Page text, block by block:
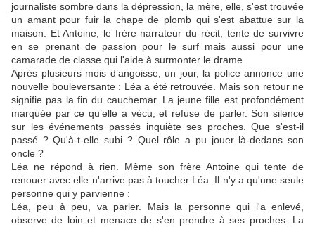
journaliste sombre dans la dépression, la mère, elle, s'est trouvée
un amant pour fuir la chape de plomb qui s'est abattue sur la
maison. Et Antoine, le frère narrateur du récit, tente de survivre
en se prenant de passion pour le surf mais aussi pour une
camarade de classe qui l'aide à surmonter le drame.
Après plusieurs mois d’angoisse, un jour, la police annonce une
nouvelle bouleversante : Léa a été retrouvée. Mais son retour ne
signifie pas la fin du cauchemar. La jeune fille est profondément
marquée par ce qu’elle a vécu, et refuse de parler. Son silence
sur les événements passés inquiète ses proches. Que s'est-il
passé ? Qu'à-t-elle subi ? Quel rôle a pu jouer là-dedans son
oncle ?
Léa ne répond à rien. Même son frère Antoine qui tente de
renouer avec elle n'arrive pas à toucher Léa. Il n'y a qu'une seule
personne qui y parvienne :
Léa, peu à peu, va parler. Mais la personne qui l'a enlevé,
observe de loin et menace de s'en prendre à ses proches. La